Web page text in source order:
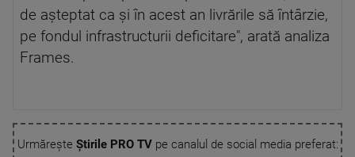
de aşteptat ca şi în acest an livrările să întârzie,
pe fondul infrastructurii deficitare″, arată analiza
Frames.
Urmărește Știrile PRO TVpe canalul de social media preferat: